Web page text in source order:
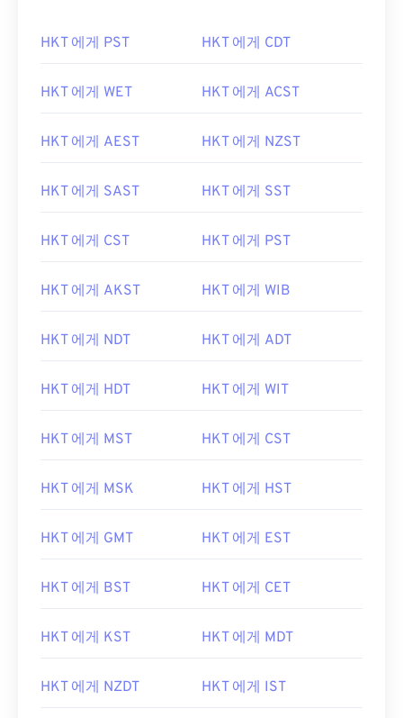
HKT 에게 PST HKT 에게 CDT
HKT 에게 WET HKT 에게 ACST
HKT 에게 AEST HKT 에게 NZST
HKT 에게 SAST HKT 에게 SST
HKT 에게 CST HKT 에게 PST
HKT 에게 AKST HKT 에게 WIB
HKT 에게 NDT HKT 에게 ADT
HKT 에게 HDT HKT 에게 WIT
HKT 에게 MST HKT 에게 CST
HKT 에게 MSK HKT 에게 HST
HKT 에게 GMT HKT 에게 EST
HKT 에게 BST HKT 에게 CET
HKT 에게 KST HKT 에게 MDT
HKT 에게 NZDT HKT 에게 IST